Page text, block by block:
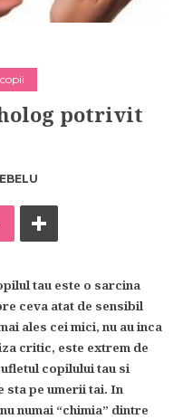
potrivit
tau este o sarcina
ceva atat de sensibil
ales cei mici, nu au inca
critic, este extrem de
copilului tau si
pe umerii tai. In
numai “chimia” dintre